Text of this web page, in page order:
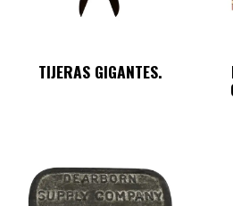
TIJERAS GIGANTES.